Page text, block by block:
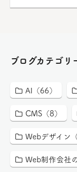
ブログカテゴリ
AI（66）
CMS（8）
Webデザイン
Web制作会社